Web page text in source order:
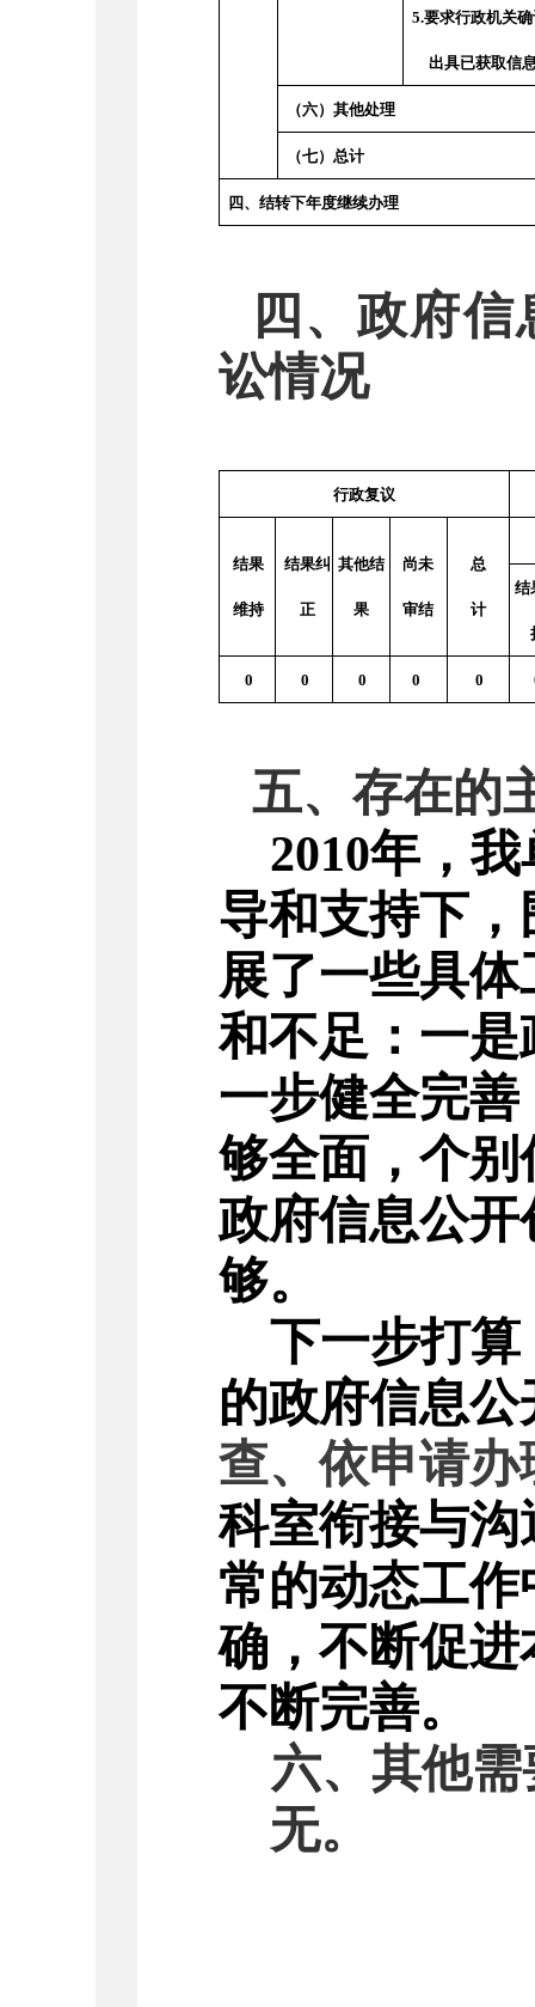
5.要求行政机关
出具已获取信
（六）其他处理
（七）总计
四、结转下年度继续办理
四、政府
讼情况
行政复议
结果
维持
结果纠
正
其他结
果
尚未
审结
总
计
结
0 0 0 0 0
五、存在的
2010年，我
导和支持下
展了一些具
和不足：一
一步健全完
够全面，个
政府信息公
够。
下一步打
的政府信息
查、依申请
科室衔接与
常的动态工
确，不断促
不断完善。
六、其他
无。